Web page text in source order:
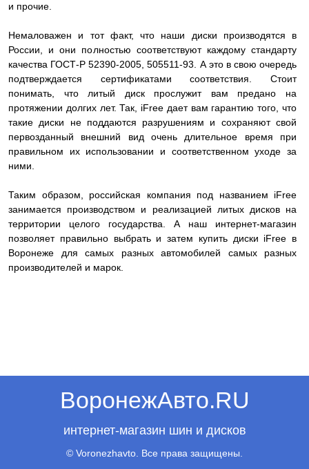
и прочие.
Немаловажен и тот факт, что наши диски производятся в
России, и они полностью соответствуют каждому стандарту
качества ГОСТ-Р 52390-2005, 505511-93. А это в свою очередь
подтверждается сертификатами соответствия. Стоит
понимать, что литый диск прослужит вам предано на
протяжении долгих лет. Так, iFree дает вам гарантию того, что
такие диски не поддаются разрушениям и сохраняют свой
первозданный внешний вид очень длительное время при
правильном их использовании и соответственном уходе за
ними.
Таким образом, российская компания под названием iFree
занимается производством и реализацией литых дисков на
территории целого государства. А наш интернет-магазин
позволяет правильно выбрать и затем купить диски iFree в
Воронеже для самых разных автомобилей самых разных
производителей и марок.
ВоронежАвто.RU
интернет-магазин шин и дисков
© Voronezhavto. Все права защищены.